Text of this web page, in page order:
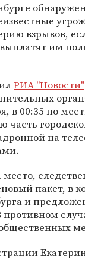
взрывов,
им
РИА "Новости"
в 00:35 по
часть
на
пакет, в
и
противном